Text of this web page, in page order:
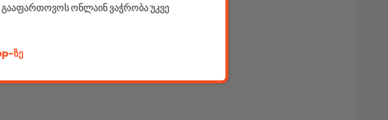
გააფართოვოს ონლაინ ვაჭრობა უკვე
ზე